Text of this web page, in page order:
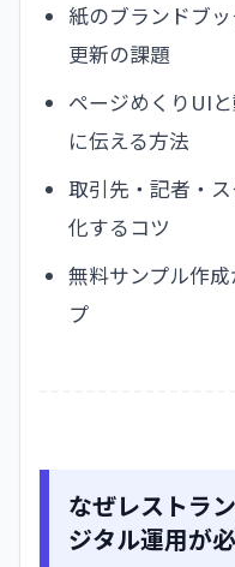
紙のブランドブ
更新の課題
ページめくりUI
に伝える方法
取引先・記者・
化するコツ
無料サンプル作
プ
なぜレストラ
ジタル運用が